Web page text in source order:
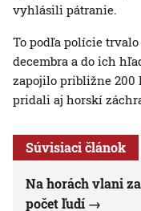
vyhlásili pátranie.
To podľa polície
decembra a do ich
zapojilo približne 200
pridali aj horskí
Súvisiaci článok
Na horách vlani
počet ľudí